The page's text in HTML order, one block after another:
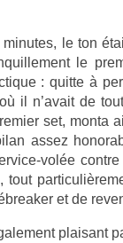
le ton
le
: quit­te à
il n’avait de
set, monta
assez
volée
tout
et de
plaisant